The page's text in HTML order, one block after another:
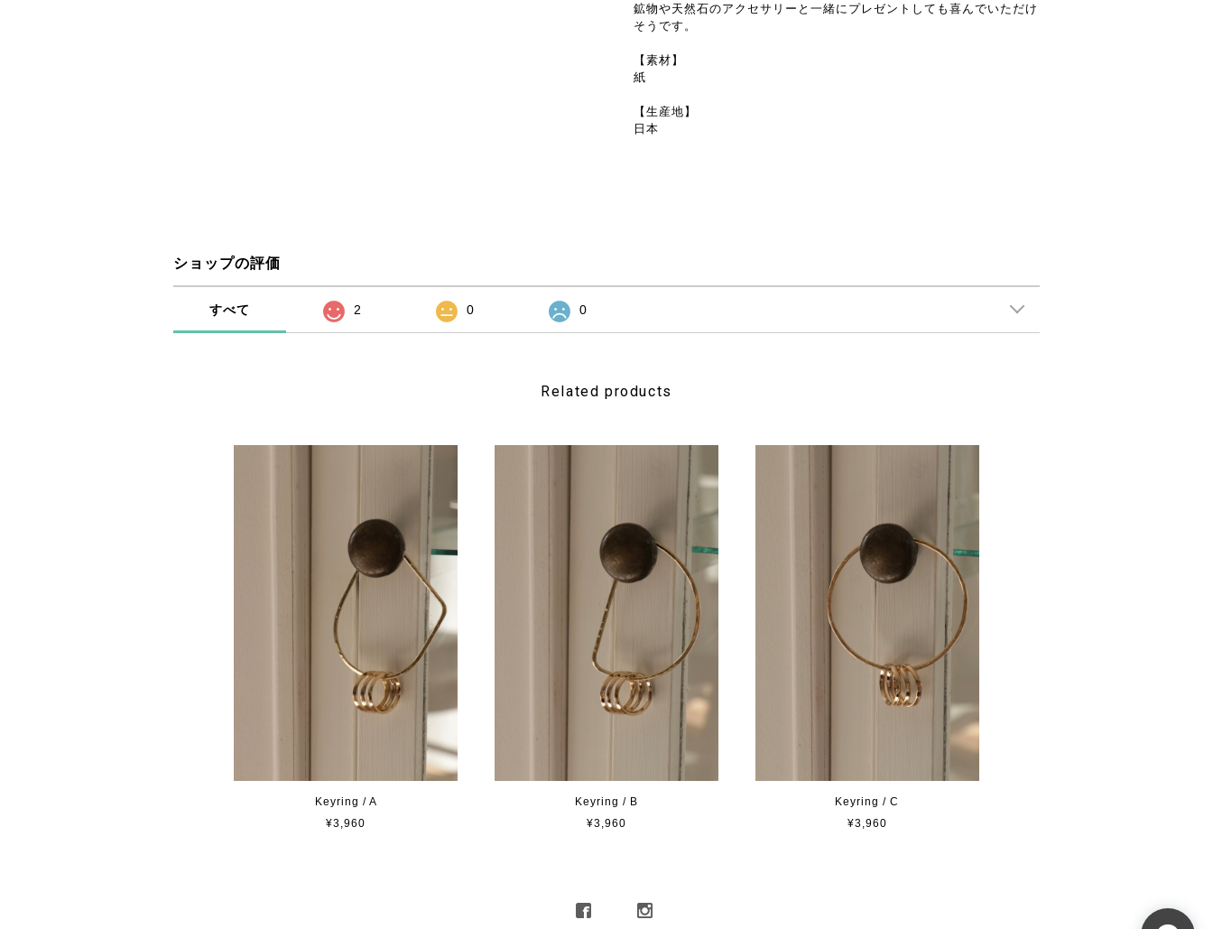
鉱物や天然石のアクセサリーと一緒にプレゼントしても喜んでいただけ
そうです。
【素材】
紙
【生産地】
日本
ショップの評価
すべて 2 0 0
Related products
Keyring / A
¥3,960
Keyring / B
¥3,960
Keyring / C
¥3,960